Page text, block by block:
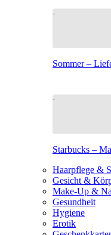
Sommer –
Starbucks –
Haarpflege &
Gesicht &
Make-Up &
Gesundheit
Hygiene
Erotik